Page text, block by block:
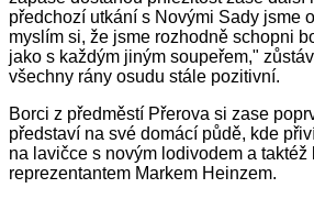
předchozí utkání s Novými Sady jsme
myslím si, že jsme rozhodně schopni
jako s každým jiným soupeřem,"
všechny rány osudu stále pozitivní.
Borci z předměstí Přerova si zase
představí na své domácí půdě, kde
na lavičce s novým lodivodem a taktéž
reprezentantem Markem Heinzem.